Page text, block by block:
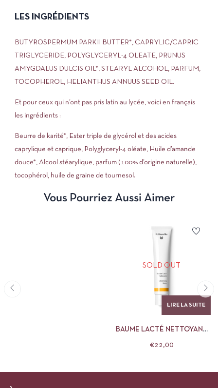
LES INGRÉDIENTS
BUTYROSPERMUM PARKII BUTTER*, CAPRYLIC/CAPRIC
TRIGLYCERIDE, POLYGLYCERYL-4 OLEATE, PRUNUS
AMYGDALUS DULCIS OIL*, STEARYL ALCOHOL, PARFUM,
TOCOPHEROL, HELIANTHUS ANNUUS SEED OIL.
Et pour ceux qui n’ont pas pris latin au lycée, voici en français
les ingrédients :
Beurre de karité*, Ester triple de glycérol et des acides
caprylique et caprique, Polyglyceryl-4 oléate, Huile d’amande
douce*, Alcool stéarylique, parfum (100% d’origine naturelle),
tocophérol, huile de graine de tournesol.
Vous Pourriez Aussi Aimer
SOLD OUT
LIRE LA SUITE
BAUME LACTÉ NETTOYANT
€22,00